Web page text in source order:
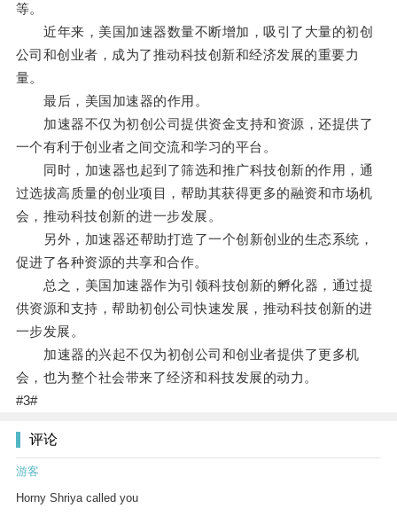
等。
近年来，美国加速器数量不断增加，吸引了大量的初创
公司和创业者，成为了推动科技创新和经济发展的重要力
量。
最后，美国加速器的作用。
加速器不仅为初创公司提供资金支持和资源，还提供了
一个有利于创业者之间交流和学习的平台。
同时，加速器也起到了筛选和推广科技创新的作用，通
过选拔高质量的创业项目，帮助其获得更多的融资和市场机
会，推动科技创新的进一步发展。
另外，加速器还帮助打造了一个创新创业的生态系统，
促进了各种资源的共享和合作。
总之，美国加速器作为引领科技创新的孵化器，通过提
供资源和支持，帮助初创公司快速发展，推动科技创新的进
一步发展。
加速器的兴起不仅为初创公司和创业者提供了更多机
会，也为整个社会带来了经济和科技发展的动力。
#3#
评论
游客
Horny Shriya called you